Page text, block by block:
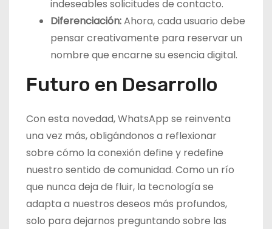
indeseables solicitudes de contacto.
Diferenciación:Ahora, cada usuario debe
pensar creativamente para reservar un
nombre que encarne su esencia digital.
Futuro en Desarrollo
Con esta novedad, WhatsApp se reinventa
una vez más, obligándonos a reflexionar
sobre cómo la conexión define y redefine
nuestro sentido de comunidad. Como un río
que nunca deja de fluir, la tecnología se
adapta a nuestros deseos más profundos,
solo para dejarnos preguntando sobre las